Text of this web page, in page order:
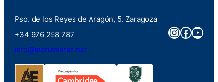
Pso. de los Reyes de Aragón, 5. Zaragoza
+34 976 258 787
info@marianistas.net